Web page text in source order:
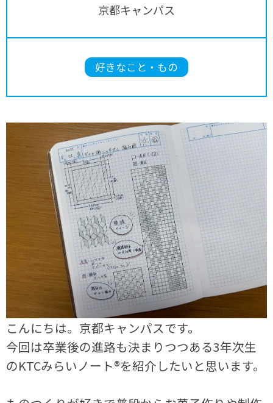
京都キャンパス
好きなこと・もの
こんにちは。京都キャンパスです。
今回は卒業後の進路も決まりつつある3年次生
のKTCみらいノート®を紹介したいと思います。